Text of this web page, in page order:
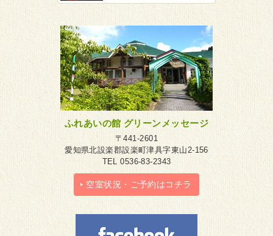
ふれあいの館 グリーンメッセージ
〒441-2601
愛知県北設楽郡設楽町津具字東山2-156
TEL 0536-83-2343
空室状況・ご予約はコチラ